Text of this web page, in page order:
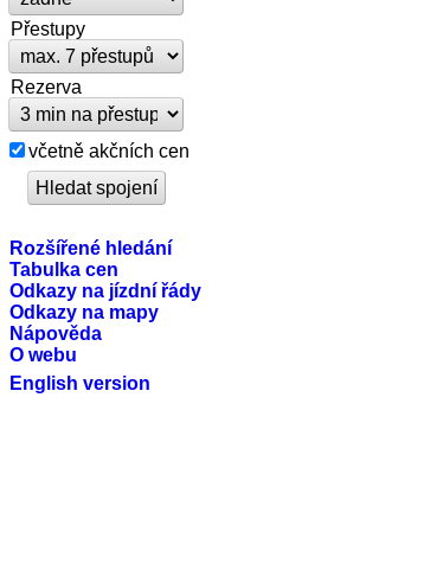
Přestupy
Rezerva
včetně akčních cen
Rozšířené hledání
Tabulka cen
Odkazy na jízdní řády
Odkazy na mapy
Nápověda
O webu
English version